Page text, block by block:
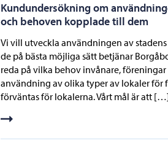
Kundundersökning om
och behoven kopplade till dem
Vi vill utveckla användningen av
de på bästa möjliga sätt betjänar
reda på vilka behov invånare,
användning av olika typer av lokaler för
förväntas för lokalerna. Vårt mål är att